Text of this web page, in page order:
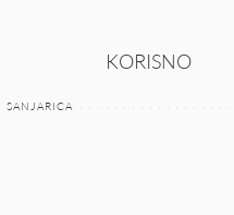
KORISNO
SANJARICA